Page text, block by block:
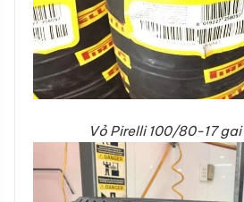
Vỏ Pirelli 100/80-17